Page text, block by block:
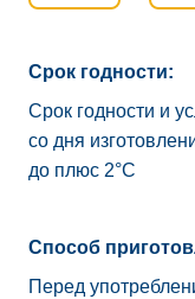
Срок годности:
Срок годности и
со дня
до плюс 2°C
Способ
Перед